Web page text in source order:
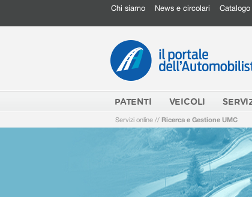
Chi siamo News e circolari
PATENTI VEICOLI
Servizi online // Ricerca e Gestione UMC